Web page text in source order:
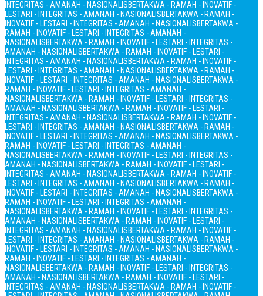
INTEGRITAS - AMANAH - NASIONALISBERTAKWA - RAMAH - INOVATIF -
LESTARI - INTEGRITAS - AMANAH - NASIONALISBERTAKWA - RAMAH -
INOVATIF - LESTARI - INTEGRITAS - AMANAH - NASIONALISBERTAKWA -
RAMAH - INOVATIF - LESTARI - INTEGRITAS - AMANAH -
NASIONALISBERTAKWA - RAMAH - INOVATIF - LESTARI - INTEGRITAS -
AMANAH - NASIONALISBERTAKWA - RAMAH - INOVATIF - LESTARI -
INTEGRITAS - AMANAH - NASIONALISBERTAKWA - RAMAH - INOVATIF -
LESTARI - INTEGRITAS - AMANAH - NASIONALISBERTAKWA - RAMAH -
INOVATIF - LESTARI - INTEGRITAS - AMANAH - NASIONALISBERTAKWA -
RAMAH - INOVATIF - LESTARI - INTEGRITAS - AMANAH -
NASIONALISBERTAKWA - RAMAH - INOVATIF - LESTARI - INTEGRITAS -
AMANAH - NASIONALISBERTAKWA - RAMAH - INOVATIF - LESTARI -
INTEGRITAS - AMANAH - NASIONALISBERTAKWA - RAMAH - INOVATIF -
LESTARI - INTEGRITAS - AMANAH - NASIONALISBERTAKWA - RAMAH -
INOVATIF - LESTARI - INTEGRITAS - AMANAH - NASIONALISBERTAKWA -
RAMAH - INOVATIF - LESTARI - INTEGRITAS - AMANAH -
NASIONALISBERTAKWA - RAMAH - INOVATIF - LESTARI - INTEGRITAS -
AMANAH - NASIONALISBERTAKWA - RAMAH - INOVATIF - LESTARI -
INTEGRITAS - AMANAH - NASIONALISBERTAKWA - RAMAH - INOVATIF -
LESTARI - INTEGRITAS - AMANAH - NASIONALISBERTAKWA - RAMAH -
INOVATIF - LESTARI - INTEGRITAS - AMANAH - NASIONALISBERTAKWA -
RAMAH - INOVATIF - LESTARI - INTEGRITAS - AMANAH -
NASIONALISBERTAKWA - RAMAH - INOVATIF - LESTARI - INTEGRITAS -
AMANAH - NASIONALISBERTAKWA - RAMAH - INOVATIF - LESTARI -
INTEGRITAS - AMANAH - NASIONALISBERTAKWA - RAMAH - INOVATIF -
LESTARI - INTEGRITAS - AMANAH - NASIONALISBERTAKWA - RAMAH -
INOVATIF - LESTARI - INTEGRITAS - AMANAH - NASIONALISBERTAKWA -
RAMAH - INOVATIF - LESTARI - INTEGRITAS - AMANAH -
NASIONALISBERTAKWA - RAMAH - INOVATIF - LESTARI - INTEGRITAS -
AMANAH - NASIONALISBERTAKWA - RAMAH - INOVATIF - LESTARI -
INTEGRITAS - AMANAH - NASIONALISBERTAKWA - RAMAH - INOVATIF -